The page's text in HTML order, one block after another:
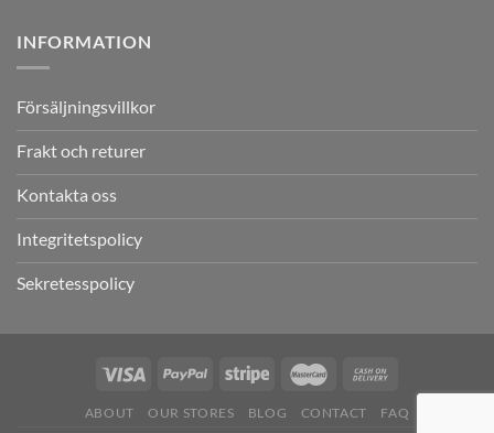
INFORMATION
Försäljningsvillkor
Frakt och returer
Kontakta oss
Integritetspolicy
Sekretesspolicy
ABOUT OUR STORES BLOG CONTACT FAQ